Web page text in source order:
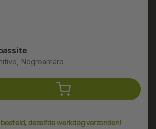
Negroamaro
dezelfde werkdag verzonden!